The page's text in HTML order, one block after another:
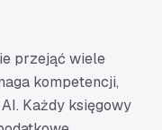
przejąć wiele
kompetencji,
Każdy księgowy